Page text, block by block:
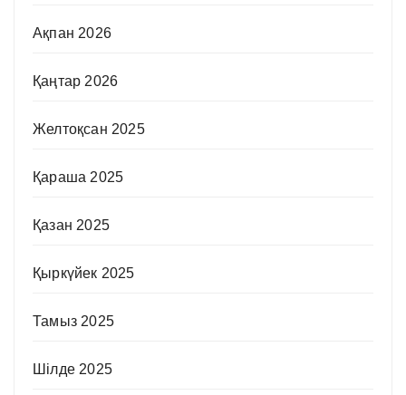
Ақпан 2026
Қаңтар 2026
Желтоқсан 2025
Қараша 2025
Қазан 2025
Қыркүйек 2025
Тамыз 2025
Шілде 2025